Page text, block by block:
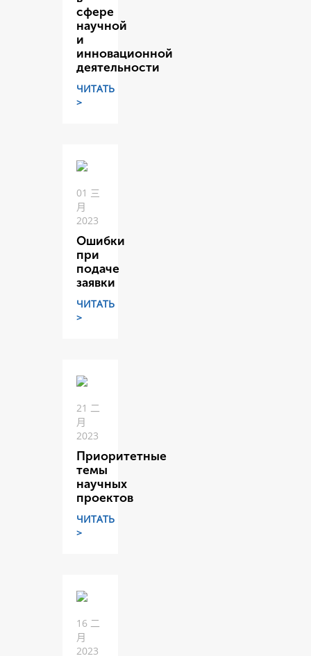
сфере
научной
и
инновационной
деятельности
ЧИТАТЬ
>
01 三
月
2023
Ошибки
при
подаче
заявки
ЧИТАТЬ
>
21 二
月
2023
Приоритетные
темы
научных
проектов
ЧИТАТЬ
>
16 二
月
2023